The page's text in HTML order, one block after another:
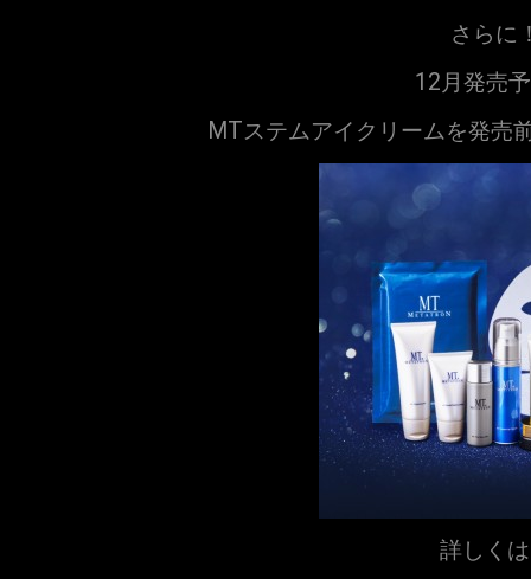
さらに
12月発売
MTステムアイクリームを発売
詳しく